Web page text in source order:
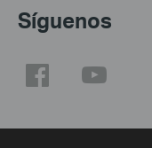
Síguenos